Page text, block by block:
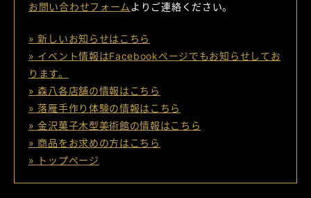
お問い合わせフォーム よりご連絡ください。
» 新しいお知らせはこちら
» イベント情報はFacebookページでもお知らせしてお
ります。
» 森八各店舗の情報はこちら
» 落雁手作り体験の情報はこちら
» 金沢菓子木型美術館の情報はこちら
» 商品をお求めの方はこちら
» トップページ